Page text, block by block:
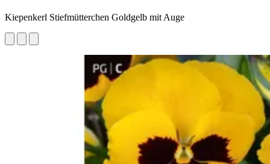
Kiepenkerl Stiefmütterchen Goldgelb mit Auge